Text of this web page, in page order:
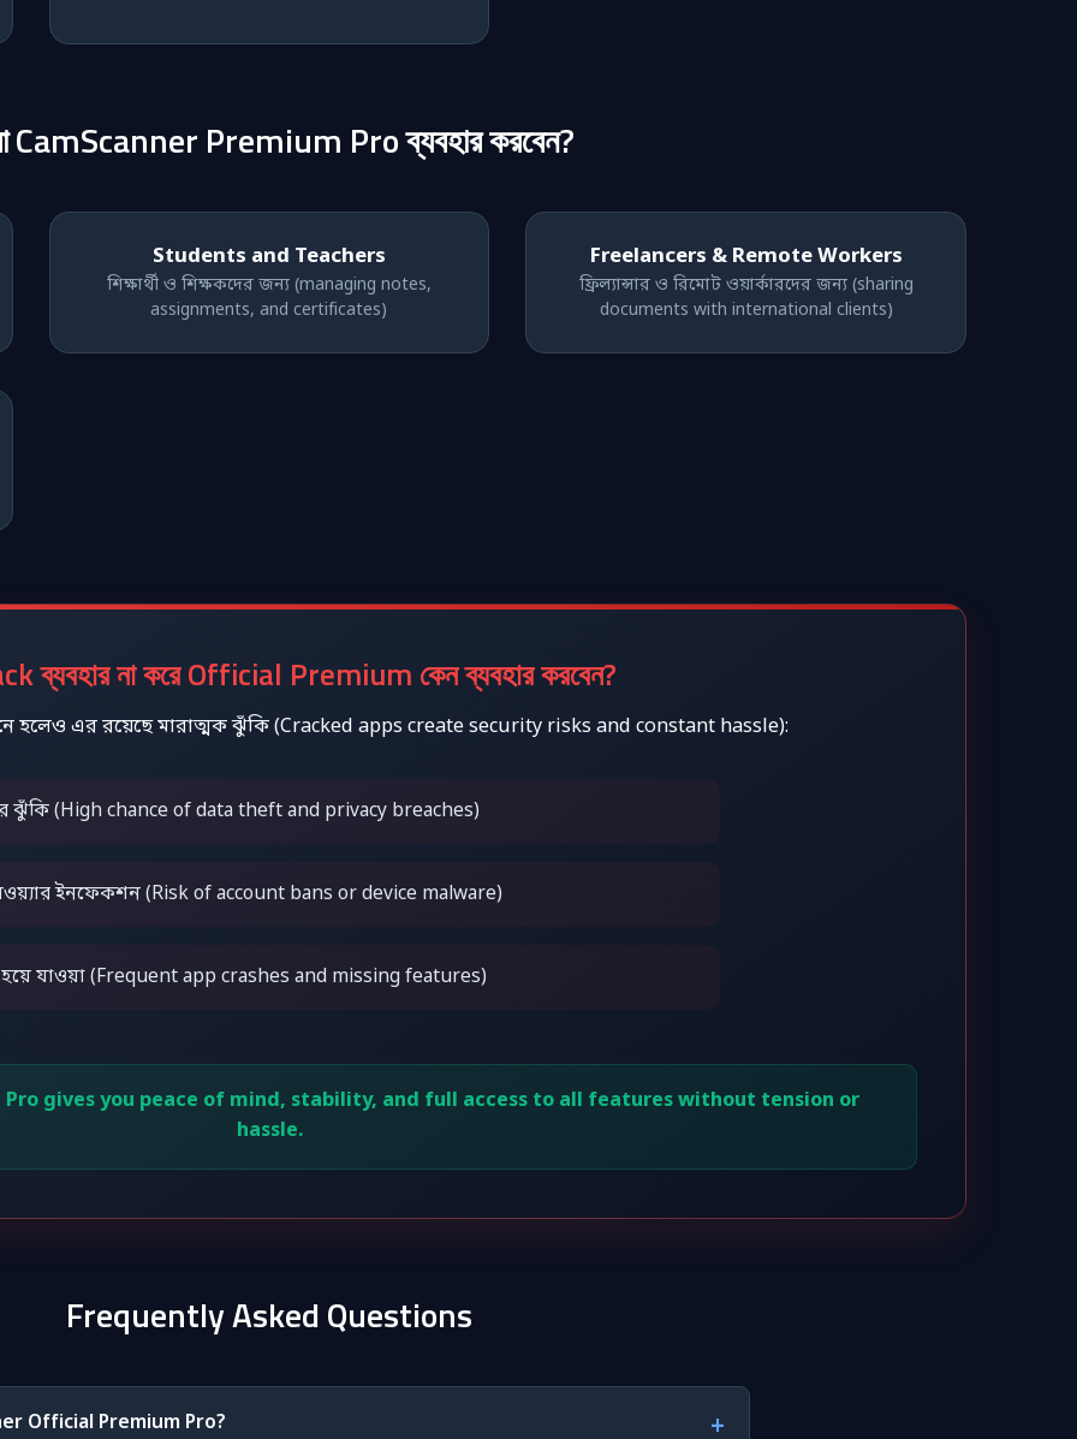
CamScanner Premium Pro ব্যবহার করবেন?
Students and Teachers
শিক্ষার্থী ও শিক্ষকদের জন্য (managing notes,
assignments, and certificates)
Freelancers & Remote Workers
ফ্রিল্যান্সার ও রিমোট ওয়ার্কারদের জন্য (sharing
documents with international clients)
ব্যবহার না করে Official Premium কেন ব্যবহার করবেন?
হলেও এর রয়েছে মারাত্মক ঝুঁকি (Cracked apps create security risks and constant hassle):
ঝুঁকি (High chance of data theft and privacy breaches)
ইনফেকশন (Risk of account bans or device malware)
হয়ে যাওয়া (Frequent app crashes and missing features)
gives you peace of mind, stability, and full access to all features without tension or
hassle.
Frequently Asked Questions
Official Premium Pro?